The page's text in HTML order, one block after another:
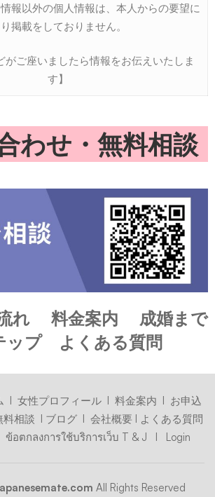
情報以外の個人情報は、本人からの要望に
掲載をしておりません。
がご座いましたら情報をお伝えいたしま
す】
わせ・無料相談
れ 料金案内
成婚まで
ップ
よくある質問
女性プロフィール 料金案内
お申込
料相談 ブログI 会社概要
よくある質問
ข้อตกลงการใช้บริการเว็บ T & J Login
All Rights Reserved